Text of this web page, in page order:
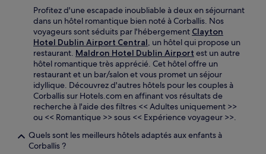
Profitez d'une escapade inoubliable à deux en séjournant
dans un hôtel romantique bien noté à Corballis. Nos
voyageurs sont séduits par l'hébergement Clayton
Hotel Dublin Airport Central, un hôtel qui propose un
restaurant. Maldron Hotel Dublin Airport est un autre
hôtel romantique très apprécié. Cet hôtel offre un
restaurant et un bar/salon et vous promet un séjour
idyllique. Découvrez d'autres hôtels pour les couples à
Corballis sur Hotels.com en affinant vos résultats de
recherche à l'aide des filtres << Adultes uniquement >>
ou << Romantique >> sous << Expérience voyageur >>.
Quels sont les meilleurs hôtels adaptés aux enfants à
Corballis ?